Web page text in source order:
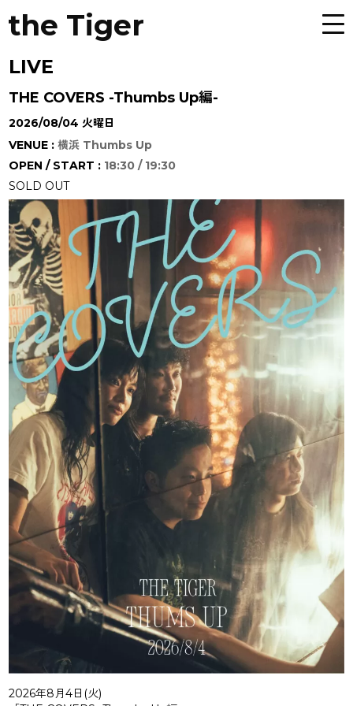
the Tiger
LIVE
THE COVERS -Thumbs Up編-
2026/08/04 火曜日
VENUE :横浜 Thumbs Up
OPEN / START : 18:30 / 19:30
SOLD OUT
2026年8月4日(火)